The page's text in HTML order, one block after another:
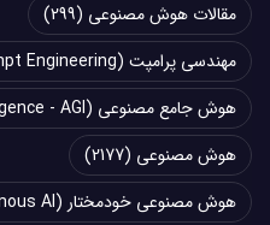
مقالات هوش مصنوعی (299)
مهندسی پرامپت (Prompt Engineering)
هوش جامع مصنوعی (Artificial General Intelligence - AGI)
هوش مصنوعی (2177)
هوش مصنوعی خودمختار (Autonomous AI)